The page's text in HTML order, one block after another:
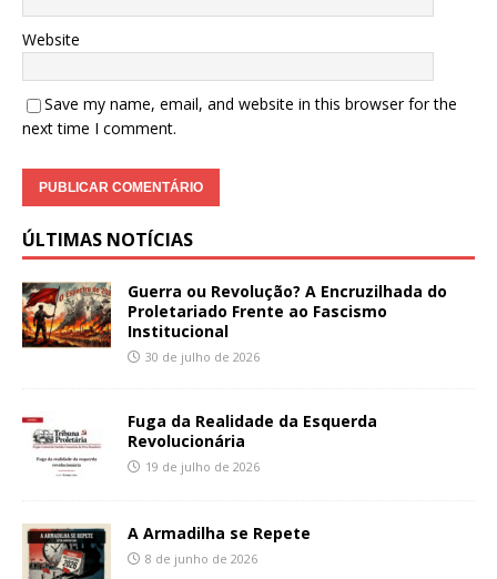
Website
Save my name, email, and website in this browser for the
next time I comment.
ÚLTIMAS NOTÍCIAS
Guerra ou Revolução? A Encruzilhada do
Proletariado Frente ao Fascismo
Institucional
30 de julho de 2026
Fuga da Realidade da Esquerda
Revolucionária
19 de julho de 2026
A Armadilha se Repete
8 de junho de 2026